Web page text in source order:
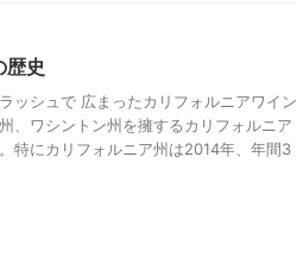
歴史
ッシュで 広まったカリフォルニアワイン
、ワシントン州を擁するカリフォルニア
特にカリフォルニア州は2014年、年間3